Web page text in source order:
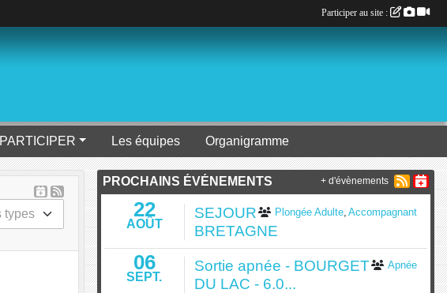
PARTICIPER Les équipes Organigramme
PROCHAINS ÉVÉNEMENTS
22
AOÛT
Plongée Adulte Accompagnant
SEJOUR
BRETAGNE
06
SEPT.
Apnée
Sortie apnée - BOURGET
DU LAC - 6.0...
+ d'évènements
Participer au site :